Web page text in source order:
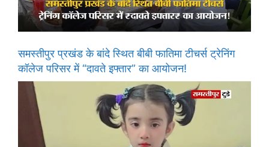
समस्तीपुर प्रखंड के बांदे स्थित बीबी फातिमा टीचर्स ट्रेनिंग
कॉलेज परिसर में “दावते इफ्तार” का आयोजन!